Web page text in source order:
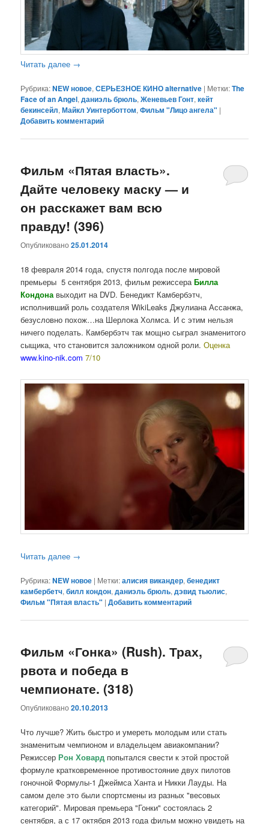
Читать далее →
Рубрика:NEW новое,СЕРЬЕЗНОЕ КИНО alternative | Метки:The
Face of an Angel,даниэль брюль,Женевьев Гонт,кейт
бекинсейл,Майкл Уинтерботтом,Фильм "Лицо ангела" |
Добавить комментарий
Фильм «Пятая власть».
Дайте человеку маску — и
он расскажет вам всю
правду! (396)
Опубликовано25.01.2014
18 февраля 2014 года, спустя полгода после мировой
премьеры 5 сентября 2013, фильм режиссераБилла
Кондона выходит на DVD. Бенедикт Камбербэтч,
исполнивший роль создателя WikiLeaks Джулиана Ассанжа,
безусловно похож…на Шерлока Холмса. И с этим нельзя
ничего поделать. Камбербэтч так мощно сыграл знаменитого
сыщика, что становится заложником одной роли.Оценка
www.kino-nik.com7/10
Читать далее →
Рубрика:NEW новое | Метки:алисия викандер,бенедикт
камбербетч,билл кондон,даниэль брюль,дэвид тьюлис,
Фильм "Пятая власть" |Добавить комментарий
Фильм «Гонка» (Rush). Трах,
рвота и победа в
чемпионате. (318)
Опубликовано20.10.2013
Что лучше? Жить быстро и умереть молодым или стать
знаменитым чемпионом и владельцем авиакомпании?
РежиссерРон Ховард попытался свести к этой простой
формуле кратковременное противостояние двух пилотов
гоночной Формулы-1 Джеймса Ханта и Никки Лауды. На
самом деле это были спортсмены из разных "весовых
категорий". Мировая премьера "Гонки" состоялась 2
сентября, а с 17 октября 2013 года фильм можно увидеть на